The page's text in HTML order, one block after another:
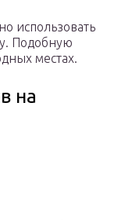
использовать
Подобную
местах.
на